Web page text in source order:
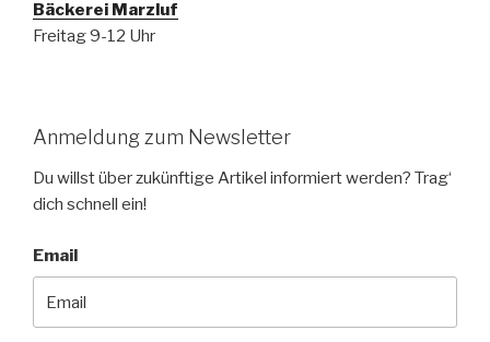
Bäckerei Marzluf
Freitag 9-12 Uhr
Anmeldung zum Newsletter
Du willst über zukünftige Artikel informiert werden? Trag‘
dich schnell ein!
Email